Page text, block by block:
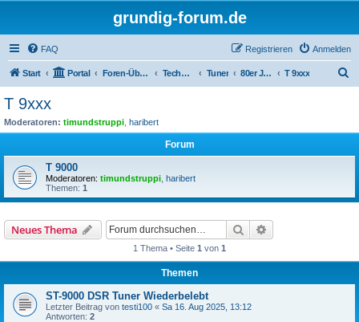
grundig-forum.de
FAQ Anmelden
Registrieren
Start Portal Foren-Übersicht Technik Foren Tuner 80er Jahre T 9xxx
T 9xxx
Moderatoren: timundstruppi haribert
Forum
T 9000
Moderatoren: timundstruppi haribert
Themen: 1
Neues Thema Suche
1 Thema • Seite 1 von 1
Themen
ST-9000 DSR Tuner Wiederbelebt
Letzter Beitrag von testi100 « Sa 16. Aug 2025, 13:12
Antworten: 2